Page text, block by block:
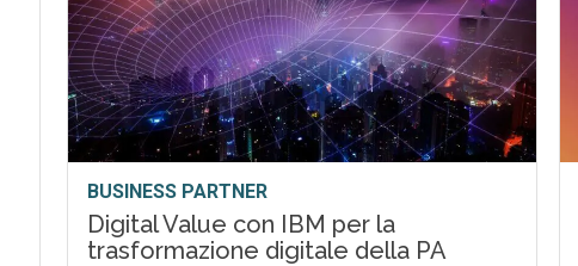
BUSINESS PARTNER
Digital Value con IBM per la
trasformazione digitale della PA